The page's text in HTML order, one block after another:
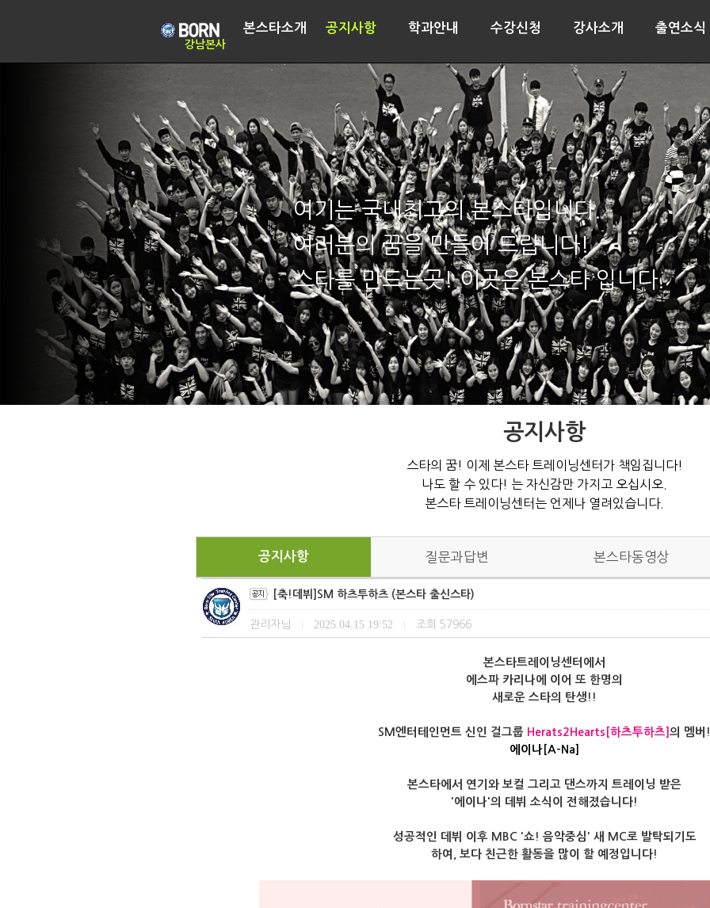
강남본사
본스타소개 공지사항 학과안내 수강신청 강사소개 출연소식
여기는 국내최고의 본스타입니다.
여러분의 꿈을 만들어 드립니다!
스타를 만드는곳! 이곳은 본스타 입니다.
공지사항
스타의 꿈! 이제 본스타 트레이닝센터가 책임집니다!
나도 할 수 있다! 는 자신감만 가지고 오십시오.
본스타 트레이닝센터는 언제나 열려있습니다.
공지사항 질문과답변 본스타동영상
[축!데뷔]SM 하츠투하츠 (본스타 출신스타)
관리자님 2025.04.15 19:52 조회 57966
본스타트레이닝센터에서
에스파 카리나에 이어 또 한명의
새로운 스타의 탄생!!
SM엔터테인먼트 신인 걸그룹 Herats2Hearts[하츠투하츠] 의 멤버!
에이나[A-Na]
본스타에서 연기와 보컬 그리고 댄스까지 트레이닝 받은
'에이나'의 데뷔 소식이 전해졌습니다!
성공적인 데뷔 이후 MBC '쇼! 음악중심' 새 MC로 발탁되기도
하여, 보다 친근한 활동을 많이 할 예정입니다!